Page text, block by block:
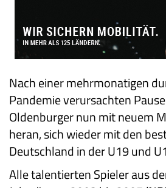
Nach einer mehrmonatigen
Pandemie verursachten
Oldenburger nun mit neuem
heran, sich wieder mit den
Deutschland in der U19 und
Alle talentierten Spieler aus